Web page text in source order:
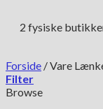
2 fysiske
Forside /Vare
Filter
Browse